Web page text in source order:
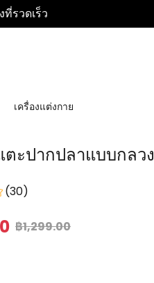
รวดเร็ว
เครื่องแต่งกาย
ตะปากปลาแบบกลวง
(30)
฿1,299.00